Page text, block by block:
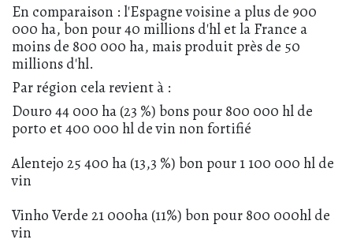
En comparaison : l'Espagne voisine a plus de 900
000 ha, bon pour 40 millions d'hl et la France a
moins de 800 000 ha, mais produit près de 50
millions d'hl.
Par région cela revient à :
Douro 44 000 ha (23 %) bons pour 800 000 hl de
porto et 400 000 hl de vin non fortifié
Alentejo 25 400 ha (13,3 %) bon pour 1 100 000 hl de
vin
Vinho Verde 21 000ha (11%) bon pour 800 000hl de
vin